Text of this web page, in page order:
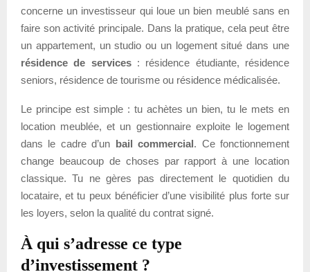
concerne un investisseur qui loue un bien meublé sans en
faire son activité principale. Dans la pratique, cela peut être
un appartement, un studio ou un logement situé dans une
résidence de services: résidence étudiante, résidence
seniors, résidence de tourisme ou résidence médicalisée.
Le principe est simple : tu achètes un bien, tu le mets en
location meublée, et un gestionnaire exploite le logement
dans le cadre d’un bail commercial. Ce fonctionnement
change beaucoup de choses par rapport à une location
classique. Tu ne gères pas directement le quotidien du
locataire, et tu peux bénéficier d’une visibilité plus forte sur
les loyers, selon la qualité du contrat signé.
À qui s’adresse ce type
d’investissement ?